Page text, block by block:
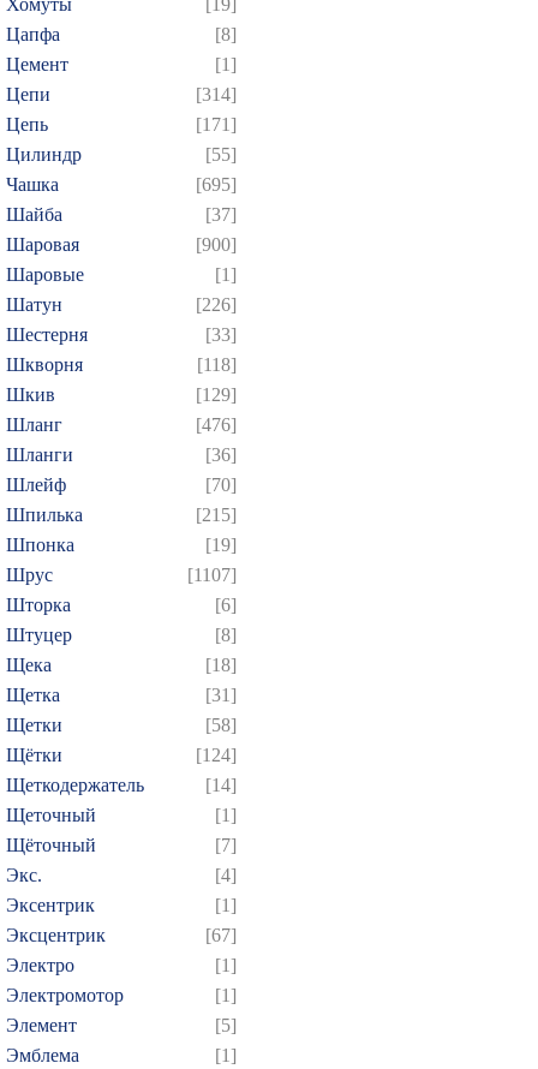
Хомуты
[19]
Цапфа
[8]
Цемент
[1]
Цепи
[314]
Цепь
[171]
Цилиндр
[55]
Чашка
[695]
Шайба
[37]
Шаровая
[900]
Шаровые
[1]
Шатун
[226]
Шестерня
[33]
Шкворня
[118]
Шкив
[129]
Шланг
[476]
Шланги
[36]
Шлейф
[70]
Шпилька
[215]
Шпонка
[19]
Шрус
[1107]
Шторка
[6]
Штуцер
[8]
Щека
[18]
Щетка
[31]
Щетки
[58]
Щётки
[124]
Щеткодержатель
[14]
Щеточный
[1]
Щёточный
[7]
Экс.
[4]
Эксентрик
[1]
Эксцентрик
[67]
Электро
[1]
Электромотор
[1]
Элемент
[5]
Эмблема
[1]